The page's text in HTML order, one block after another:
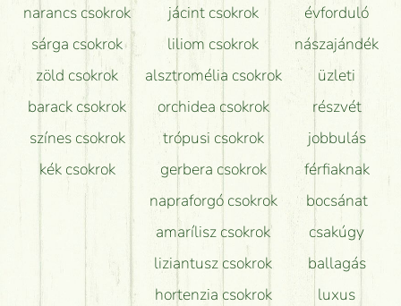
narancs csokrok
sárga csokrok
zöld csokrok
barack csokrok
színes csokrok
kék csokrok
jácint csokrok
liliom csokrok
alsztromélia csokrok
orchidea csokrok
trópusi csokrok
gerbera csokrok
napraforgó csokrok
amarílisz csokrok
liziantusz csokrok
hortenzia csokrok
évforduló
nászajándék
üzleti
részvét
jobbulás
férfiaknak
bocsánat
csakúgy
ballagás
luxus